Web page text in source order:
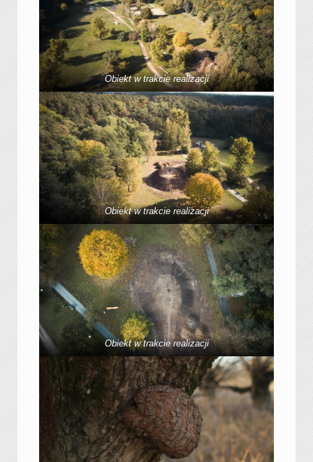
Obiekt w trakcie realizacji
Obiekt w trakcie realizacji
Obiekt w trakcie realizacji